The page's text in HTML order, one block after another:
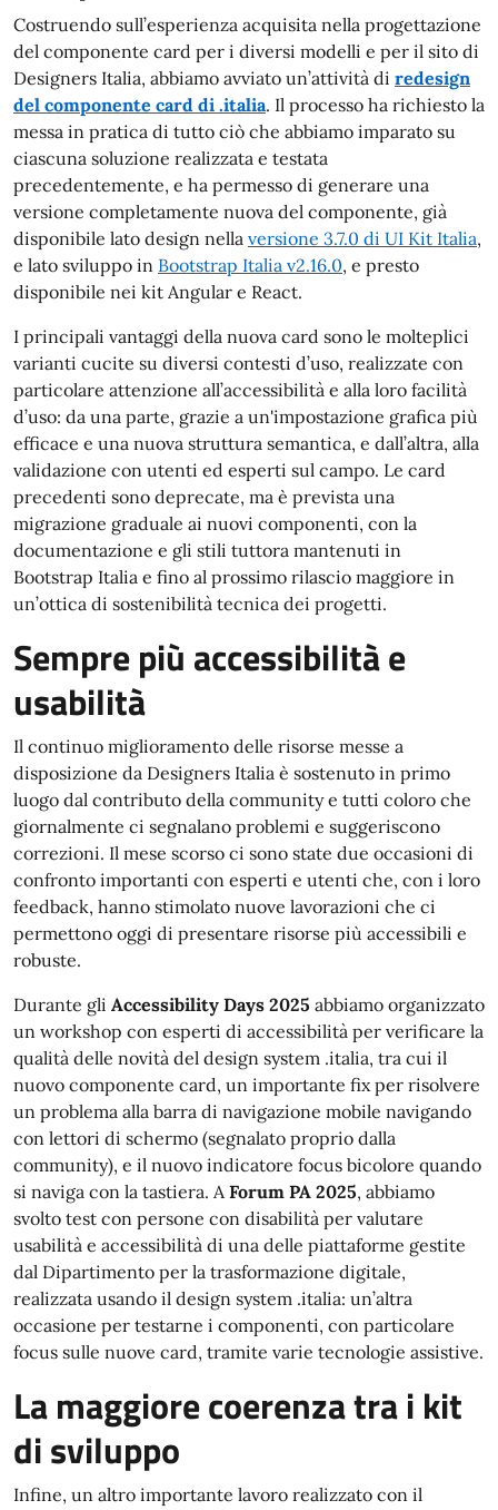
Costruendo sull’esperienza acquisita nella progettazione
del componente card per i diversi modelli e per il sito di
Designers Italia, abbiamo avviato un’attività di redesign
del componente card di .italia. Il processo ha richiesto la
messa in pratica di tutto ciò che abbiamo imparato su
ciascuna soluzione realizzata e testata
precedentemente, e ha permesso di generare una
versione completamente nuova del componente, già
disponibile lato design nella versione 3.7.0 di UI Kit Italia,
e lato sviluppo in Bootstrap Italia v2.16.0, e presto
disponibile nei kit Angular e React.
I principali vantaggi della nuova card sono le molteplici
varianti cucite su diversi contesti d’uso, realizzate con
particolare attenzione all’accessibilità e alla loro facilità
d’uso: da una parte, grazie a un'impostazione grafica più
efficace e una nuova struttura semantica, e dall’altra, alla
validazione con utenti ed esperti sul campo. Le card
precedenti sono deprecate, ma è prevista una
migrazione graduale ai nuovi componenti, con la
documentazione e gli stili tuttora mantenuti in
Bootstrap Italia e fino al prossimo rilascio maggiore in
un’ottica di sostenibilità tecnica dei progetti.
Sempre più accessibilità e
usabilità
Il continuo miglioramento delle risorse messe a
disposizione da Designers Italia è sostenuto in primo
luogo dal contributo della community e tutti coloro che
giornalmente ci segnalano problemi e suggeriscono
correzioni. Il mese scorso ci sono state due occasioni di
confronto importanti con esperti e utenti che, con i loro
feedback, hanno stimolato nuove lavorazioni che ci
permettono oggi di presentare risorse più accessibili e
robuste.
Durante gli Accessibility Days 2025 abbiamo organizzato
un workshop con esperti di accessibilità per verificare la
qualità delle novità del design system .italia, tra cui il
nuovo componente card, un importante fix per risolvere
un problema alla barra di navigazione mobile navigando
con lettori di schermo (segnalato proprio dalla
community), e il nuovo indicatore focus bicolore quando
si naviga con la tastiera. A Forum PA 2025, abbiamo
svolto test con persone con disabilità per valutare
usabilità e accessibilità di una delle piattaforme gestite
dal Dipartimento per la trasformazione digitale,
realizzata usando il design system .italia: un’altra
occasione per testarne i componenti, con particolare
focus sulle nuove card, tramite varie tecnologie assistive.
La maggiore coerenza tra i kit
di sviluppo
Infine, un altro importante lavoro realizzato con il